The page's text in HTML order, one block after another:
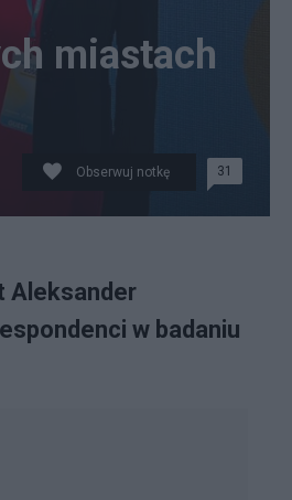
miastach
Obserwuj notkę 31
Aleksander
w badaniu